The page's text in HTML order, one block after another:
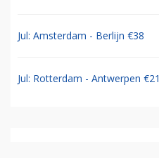
Jul: Amsterdam - Berlijn €38
Jul: Rotterdam - Antwerpen €21